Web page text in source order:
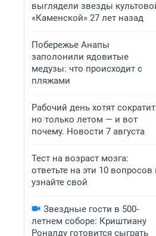
выглядели звезды
«Каменской» 27 лет назад
Побережье Анапы
заполонили ядовитые
медузы: что происходит с
пляжами
Рабочий день хотят
но только летом — и вот
почему. Новости 7 августа
Тест на возраст мозга:
ответьте на эти 10 вопросов
узнайте свой
Звездные гости в 500-
летнем соборе: Криштиану
Роналду готовится сыграть